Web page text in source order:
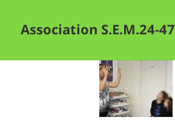
Association S.E.M.24-47